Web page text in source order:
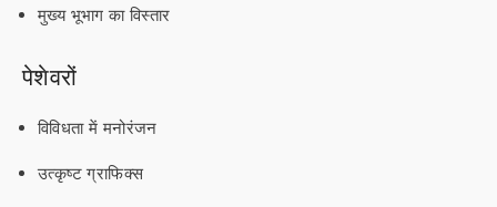
मुख्य भूभाग का विस्तार
पेशेवरों
विविधता में मनोरंजन
उत्कृष्ट ग्राफिक्स